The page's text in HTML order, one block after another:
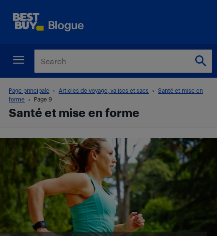
Page principale Articles de voyage, valises et sacs
Santé et mise en
forme
Page 9
Santé et mise en forme